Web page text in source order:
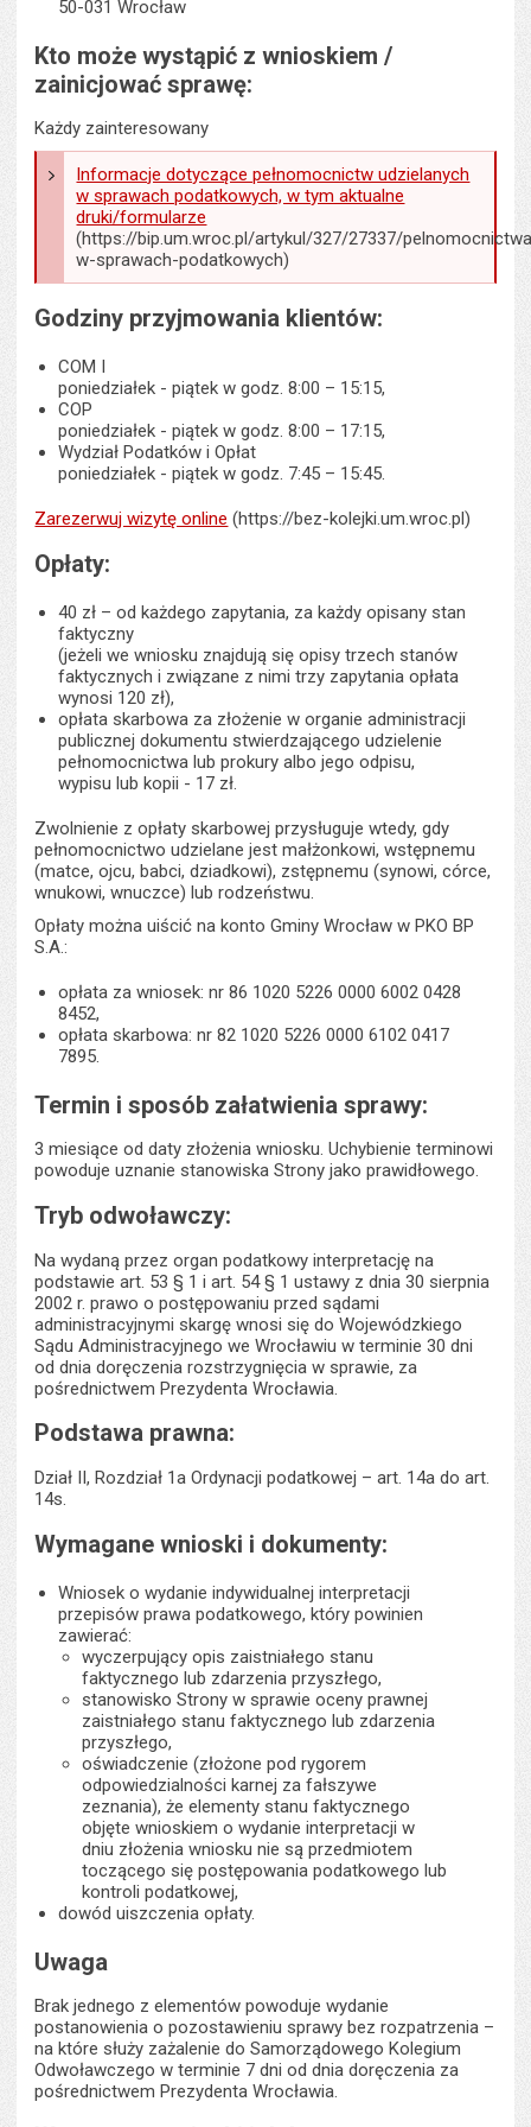
50-031 Wrocław
Kto może wystąpić z wnioskiem /
zainicjować sprawę:
Każdy zainteresowany
Informacje dotyczące pełnomocnictw udzielanych
w sprawach podatkowych, w tym aktualne
druki/formularze
(https://bip.um.wroc.pl/artykul/327/27337/
w-sprawach-podatkowych)
Godziny przyjmowania klientów:
COM I
poniedziałek - piątek w godz. 8:00 – 15:15,
COP
poniedziałek - piątek w godz. 8:00 – 17:15,
Wydział Podatków i Opłat
poniedziałek - piątek w godz. 7:45 – 15:45.
Zarezerwuj wizytę online (https://bez-kolejki.um.wroc.pl)
Opłaty:
40 zł – od każdego zapytania, za każdy opisany stan
faktyczny
(jeżeli we wniosku znajdują się opisy trzech stanów
faktycznych i związane z nimi trzy zapytania opłata
wynosi 120 zł),
opłata skarbowa za złożenie w organie administracji
publicznej dokumentu stwierdzającego udzielenie
pełnomocnictwa lub prokury albo jego odpisu,
wypisu lub kopii - 17 zł.
Zwolnienie z opłaty skarbowej przysługuje wtedy, gdy
pełnomocnictwo udzielane jest małżonkowi, wstępnemu
(matce, ojcu, babci, dziadkowi), zstępnemu (synowi, córce,
wnukowi, wnuczce) lub rodzeństwu.
Opłaty można uiścić na konto Gminy Wrocław w PKO BP
S.A.:
opłata za wniosek: nr 86 1020 5226 0000 6002 0428
8452,
opłata skarbowa: nr 82 1020 5226 0000 6102 0417
7895.
Termin i sposób załatwienia sprawy:
3 miesiące od daty złożenia wniosku. Uchybienie terminowi
powoduje uznanie stanowiska Strony jako prawidłowego.
Tryb odwoławczy:
Na wydaną przez organ podatkowy interpretację na
podstawie art. 53 § 1 i art. 54 § 1 ustawy z dnia 30 sierpnia
2002 r. prawo o postępowaniu przed sądami
administracyjnymi skargę wnosi się do Wojewódzkiego
Sądu Administracyjnego we Wrocławiu w terminie 30 dni
od dnia doręczenia rozstrzygnięcia w sprawie, za
pośrednictwem Prezydenta Wrocławia.
Podstawa prawna:
Dział II, Rozdział 1a Ordynacji podatkowej – art. 14a do art.
14s.
Wymagane wnioski i dokumenty:
Wniosek o wydanie indywidualnej interpretacji
przepisów prawa podatkowego, który powinien
zawierać:
wyczerpujący opis zaistniałego stanu
faktycznego lub zdarzenia przyszłego,
stanowisko Strony w sprawie oceny prawnej
zaistniałego stanu faktycznego lub zdarzenia
przyszłego,
oświadczenie (złożone pod rygorem
odpowiedzialności karnej za fałszywe
zeznania), że elementy stanu faktycznego
objęte wnioskiem o wydanie interpretacji w
dniu złożenia wniosku nie są przedmiotem
toczącego się postępowania podatkowego lub
kontroli podatkowej,
dowód uiszczenia opłaty.
Uwaga
Brak jednego z elementów powoduje wydanie
postanowienia o pozostawieniu sprawy bez rozpatrzenia –
na które służy zażalenie do Samorządowego Kolegium
Odwoławczego w terminie 7 dni od dnia doręczenia za
pośrednictwem Prezydenta Wrocławia.